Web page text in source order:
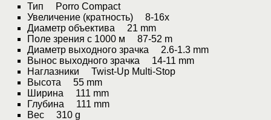
Тип Porro Compact
Увеличение (кратность) 8-16x
Диаметр объектива 21 mm
Поле зрения с 1000 м 87-52 m
Диаметр выходного зрачка 2.6-1.3 mm
Вынос выходного зрачка 14-11 mm
Наглазники Twist-Up Multi-Stop
Высота 55 mm
Ширина 111 mm
Глубина 111 mm
Вес 310 g